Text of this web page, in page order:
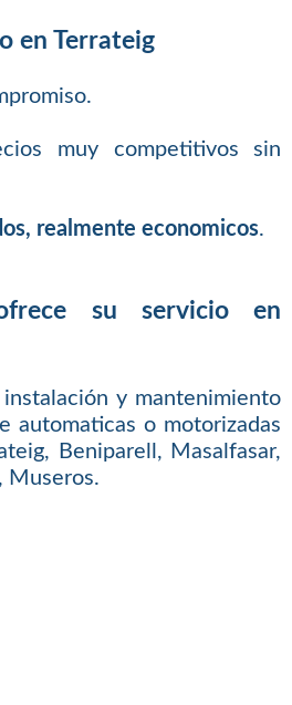
en Terrateig
muy competitivos sin
realmente economicos.
su servicio en
y mantenimiento
automaticas o motorizadas
Beniparell, Masalfasar,
Museros.